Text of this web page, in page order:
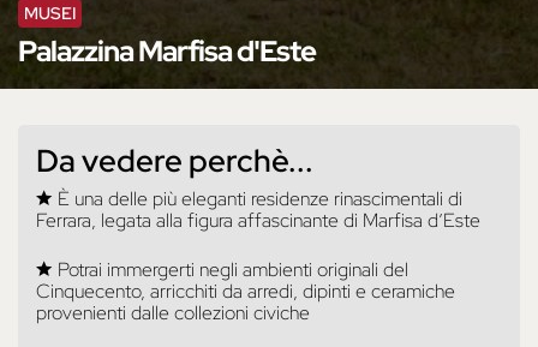
MUSEI
Palazzina Marfisa d'Este
Da vedere perchè...
È una delle più eleganti residenze rinascimentali di
Ferrara, legata alla figura affascinante di Marfisa d’Este
Potrai immergerti negli ambienti originali del
Cinquecento, arricchiti da arredi, dipinti e ceramiche
provenienti dalle collezioni civiche